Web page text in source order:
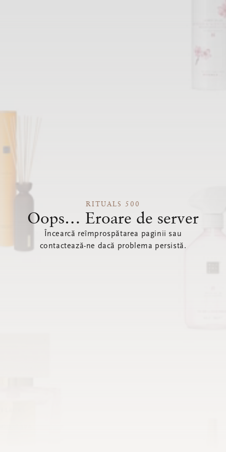
RITUALS 500
Oops… Eroare de server
Încearcă reîmprospătarea paginii sau
contactează-ne dacă problema persistă.